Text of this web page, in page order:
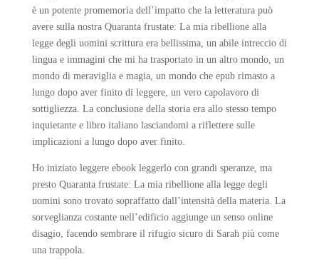
è un potente promemoria dell’impatto che la letteratura può
avere sulla nostra Quaranta frustate: La mia ribellione alla
legge degli uomini scrittura era bellissima, un abile intreccio di
lingua e immagini che mi ha trasportato in un altro mondo, un
mondo di meraviglia e magia, un mondo che epub rimasto a
lungo dopo aver finito di leggere, un vero capolavoro di
sottigliezza. La conclusione della storia era allo stesso tempo
inquietante e libro italiano lasciandomi a riflettere sulle
implicazioni a lungo dopo aver finito.
Ho iniziato leggere ebook leggerlo con grandi speranze, ma
presto Quaranta frustate: La mia ribellione alla legge degli
uomini sono trovato sopraffatto dall’intensità della materia. La
sorveglianza costante nell’edificio aggiunge un senso online
disagio, facendo sembrare il rifugio sicuro di Sarah più come
una trappola.